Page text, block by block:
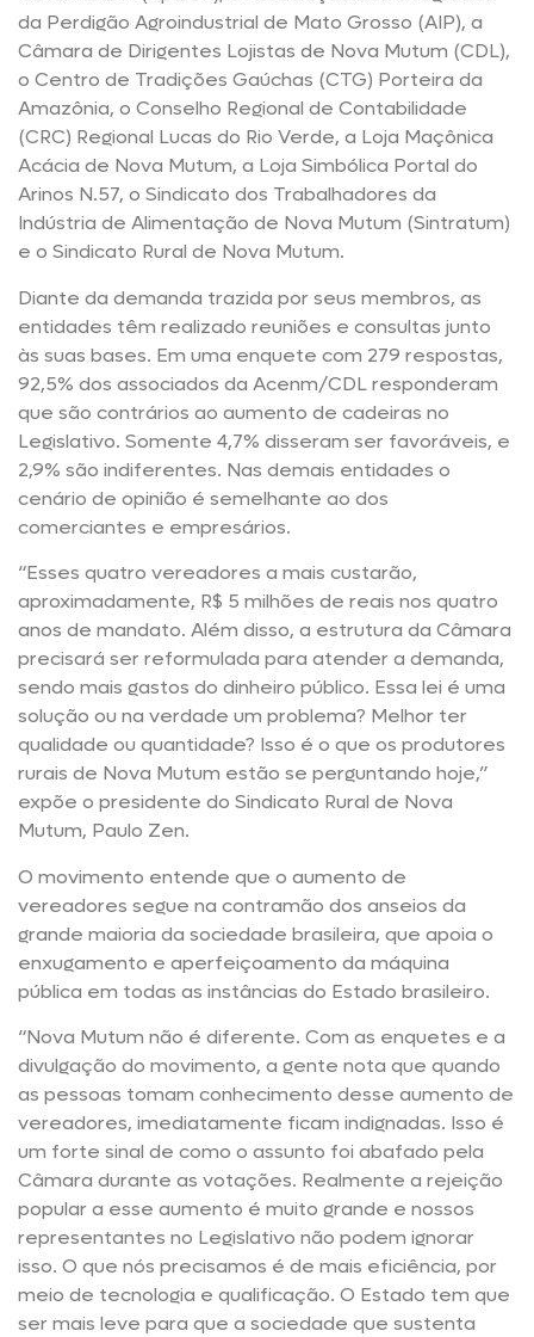
da Perdigão Agroindustrial de Mato Grosso (AIP), a
Câmara de Dirigentes Lojistas de Nova Mutum (CDL),
o Centro de Tradições Gaúchas (CTG) Porteira da
Amazônia, o Conselho Regional de Contabilidade
(CRC) Regional Lucas do Rio Verde, a Loja Maçônica
Acácia de Nova Mutum, a Loja Simbólica Portal do
Arinos N.57, o Sindicato dos Trabalhadores da
Indústria de Alimentação de Nova Mutum (Sintratum)
e o Sindicato Rural de Nova Mutum.
Diante da demanda trazida por seus membros, as
entidades têm realizado reuniões e consultas junto
às suas bases. Em uma enquete com 279 respostas,
92,5% dos associados da Acenm/CDL responderam
que são contrários ao aumento de cadeiras no
Legislativo. Somente 4,7% disseram ser favoráveis, e
2,9% são indiferentes. Nas demais entidades o
cenário de opinião é semelhante ao dos
comerciantes e empresários.
“Esses quatro vereadores a mais custarão,
aproximadamente, R$ 5 milhões de reais nos quatro
anos de mandato. Além disso, a estrutura da Câmara
precisará ser reformulada para atender a demanda,
sendo mais gastos do dinheiro público. Essa lei é uma
solução ou na verdade um problema? Melhor ter
qualidade ou quantidade? Isso é o que os produtores
rurais de Nova Mutum estão se perguntando hoje,”
expõe o presidente do Sindicato Rural de Nova
Mutum, Paulo Zen.
O movimento entende que o aumento de
vereadores segue na contramão dos anseios da
grande maioria da sociedade brasileira, que apoia o
enxugamento e aperfeiçoamento da máquina
pública em todas as instâncias do Estado brasileiro.
“Nova Mutum não é diferente. Com as enquetes e a
divulgação do movimento, a gente nota que quando
as pessoas tomam conhecimento desse aumento de
vereadores, imediatamente ficam indignadas. Isso é
um forte sinal de como o assunto foi abafado pela
Câmara durante as votações. Realmente a rejeição
popular a esse aumento é muito grande e nossos
representantes no Legislativo não podem ignorar
isso. O que nós precisamos é de mais eficiência, por
meio de tecnologia e qualificação. O Estado tem que
ser mais leve para que a sociedade que sustenta